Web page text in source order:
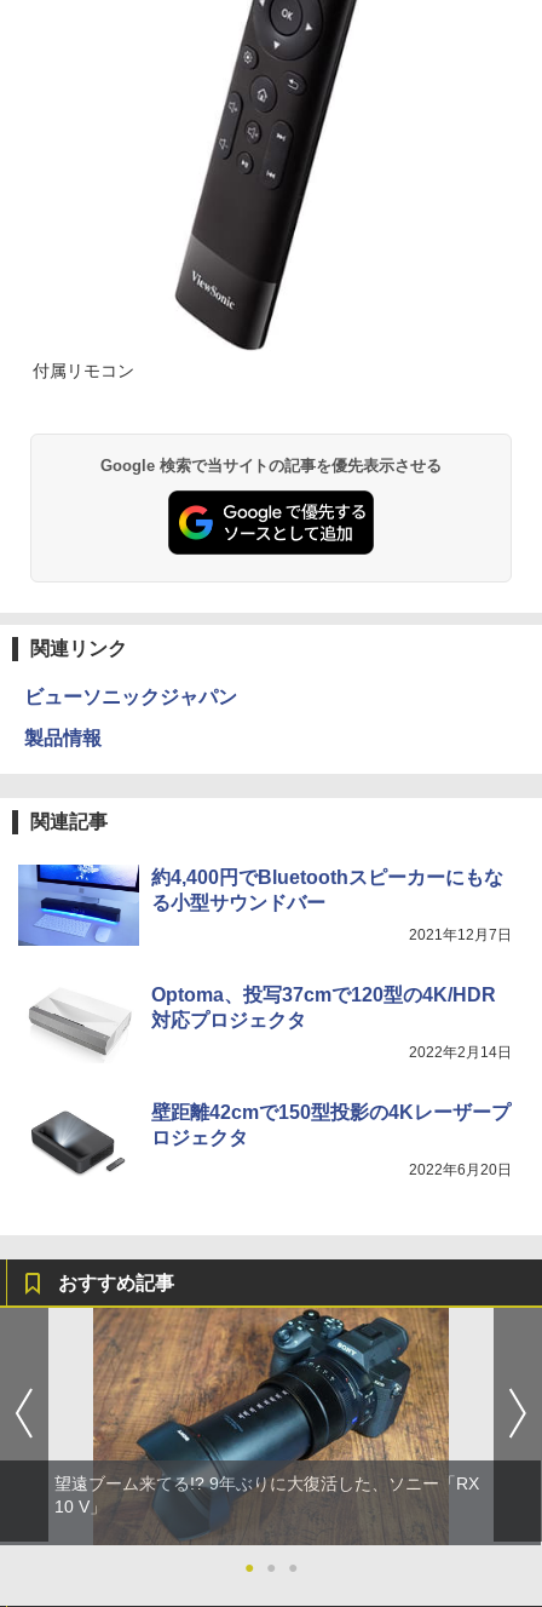
付属リモコン
Google 検索で当サイトの記事を優先表示させる
関連リンク
ビューソニックジャパン
製品情報
関連記事
約4,400円でBluetoothスピーカーにもな
る小型サウンドバー
2021年12月7日
Optoma、投写37cmで120型の4K/HDR
対応プロジェクタ
2022年2月14日
壁距離42cmで150型投影の4Kレーザープ
ロジェクタ
2022年6月20日
おすすめ記事
望遠ブーム来てる!? 9年ぶりに大復活した、ソニー「RX
10 V」
● ● ●